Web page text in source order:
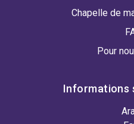
Chapelle de
Pour
Informations